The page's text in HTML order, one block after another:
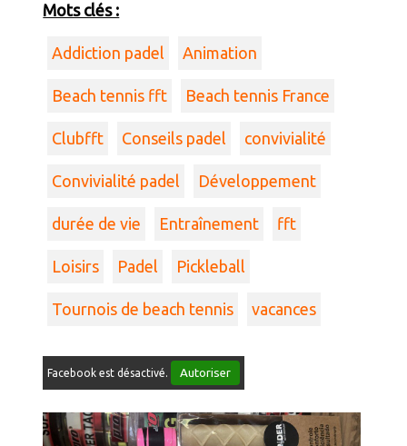
Mots clés :
Addiction padel Animation
Beach tennis fft Beach tennis France
Clubfft Conseils padel convivialité
Convivialité padel Développement
durée de vie Entraînement fft
Loisirs Padel Pickleball
Tournois de beach tennis vacances
Facebook est désactivé. Autoriser